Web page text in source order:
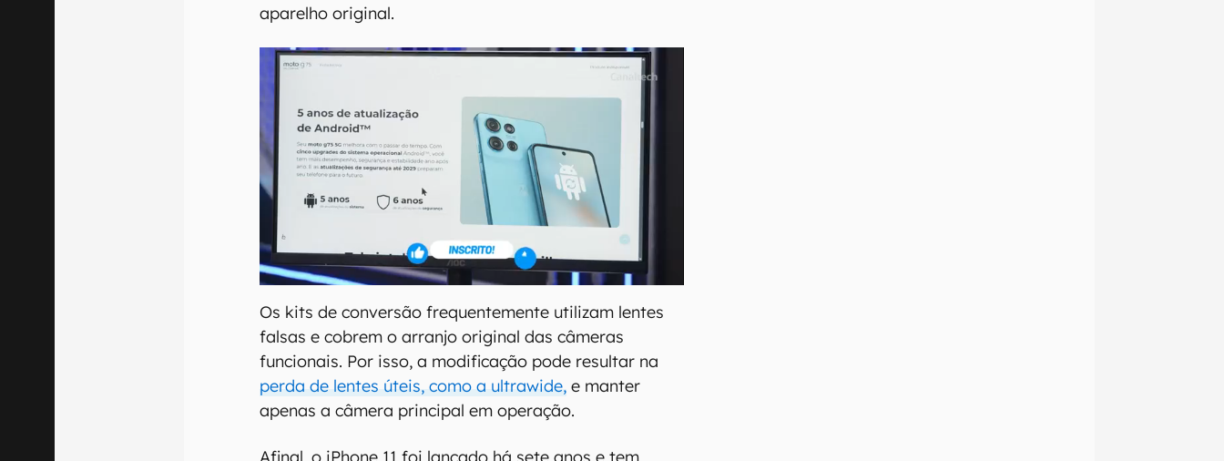
aparelho original.
Os kits de conversão frequentemente utilizam lentes
falsas e cobrem o arranjo original das câmeras
funcionais. Por isso, a modificação pode resultar na
perda de lentes úteis, como a ultrawide, e manter
apenas a câmera principal em operação.